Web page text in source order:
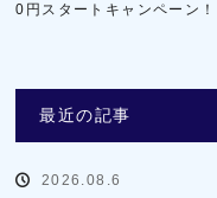
0円スタートキャンペーン！
最近の記事
2026.08.6